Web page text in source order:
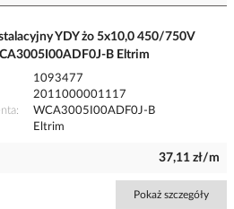
YDY żo 5x10,0 450/750V
B Eltrim
1093477
2011000001117
WCA3005I00ADF0J-B
Eltrim
37,11 zł/m
Pokaż szczegóły